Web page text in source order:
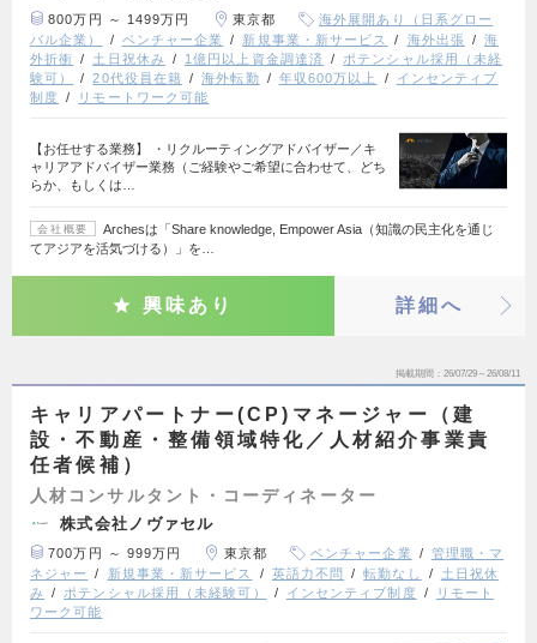
800万円 ～ 1499万円 東京都
海外展開あり（日系グロー
バル企業）
ベンチャー企業 新規事業・新サービス 海外出張
海
外折衝
土日祝休み 1億円以上資金調達済
ポテンシャル採用（未経
験可）
20代役員在籍 海外転勤 年収600万以上
インセンティブ
制度
リモートワーク可能
【お任せする業務】 ・リクルーティングアドバイザー／キ
ャリアアドバイザー業務（ご経験やご希望に合わせて、どち
らか、もしくは…
会社概要
Archesは「Share knowledge, Empower Asia（知識の民主化を通じ
てアジアを活気づける）」を…
興味あり 詳細へ
掲載期間 26/07/29～26/08/11
キャリアパートナー(CP)マネージャー（建
設・不動産・整備領域特化／人材紹介事業責
任者候補）
人材コンサルタント・コーディネーター
株式会社ノヴァセル
700万円 ～ 999万円 東京都 ベンチャー企業
管理職・マ
ネジャー
新規事業・新サービス 英語力不問 転勤なし
土日祝休
み
ポテンシャル採用（未経験可） インセンティブ制度
リモート
ワーク可能